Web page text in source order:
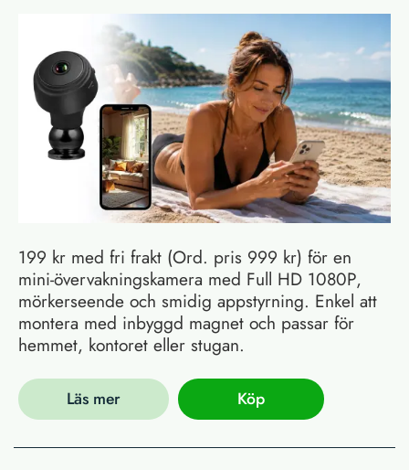
199 kr med fri frakt (Ord. pris 999 kr) för en
mini-övervakningskamera med Full HD 1080P,
mörkerseende och smidig appstyrning. Enkel att
montera med inbyggd magnet och passar för
hemmet, kontoret eller stugan.
Läs mer Köp